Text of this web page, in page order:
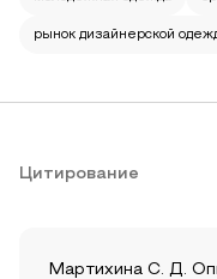
рынок дизайнерской
Цитирование
Мартихина С. Д.